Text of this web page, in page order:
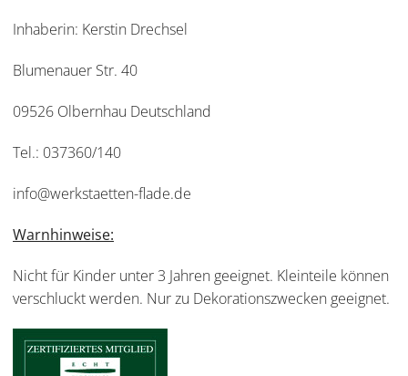
Inhaberin: Kerstin Drechsel
Blumenauer Str. 40
09526 Olbernhau Deutschland
Tel.: 037360/140
info@werkstaetten-flade.de
Warnhinweise:
Nicht für Kinder unter 3 Jahren geeignet. Kleinteile können
verschluckt werden. Nur zu Dekorationszwecken geeignet.